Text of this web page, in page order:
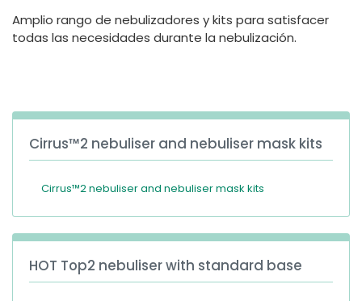
France
Amplio rango de nebulizadores y kits para satisfacer
todas las necesidades durante la nebulización.
Cirrus™2 nebuliser and nebuliser mask kits
Cirrus™2 nebuliser and nebuliser mask kits
HOT Top2 nebuliser with standard base